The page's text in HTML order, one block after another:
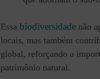
Essa biodiversidade não
locais, mas também
global, reforçando a
patrimônio natural.